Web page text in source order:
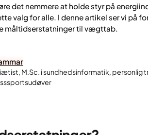
det nemmere at holde styr på
valg for alle. I denne artikel ser vi på
måltidserstatninger til vægttab.
M.Sc. i sundhedsinformatik, personlig